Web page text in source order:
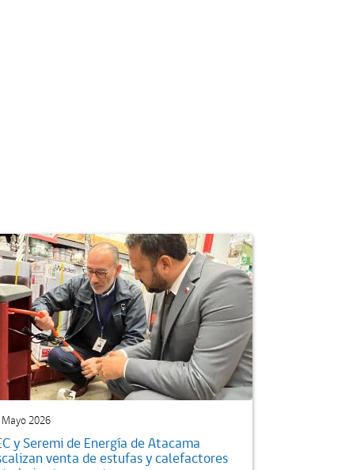
2026
y Seremi de Energía de Atacama
venta de estufas y calefactores